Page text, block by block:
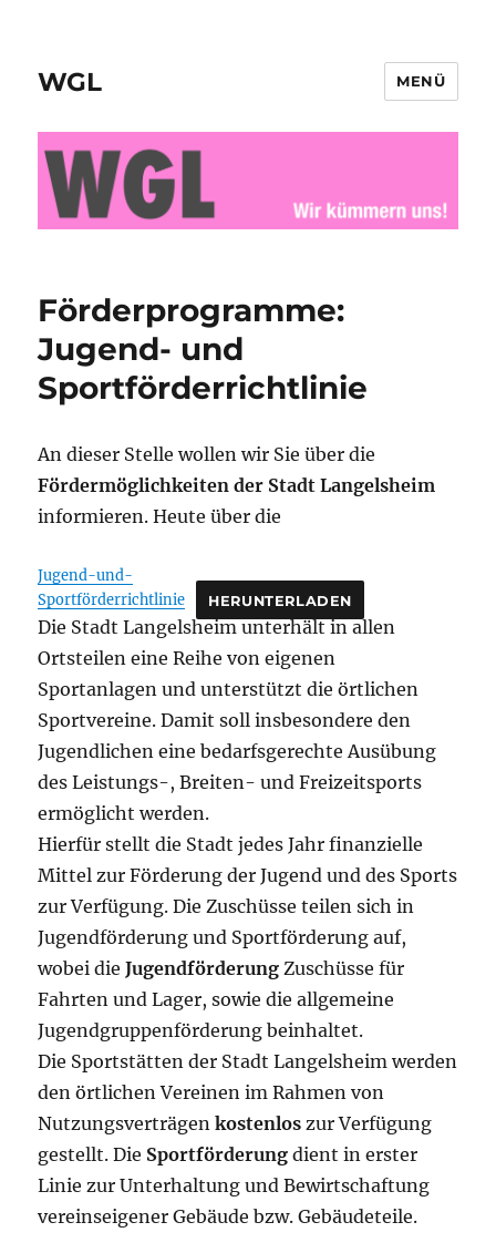
WGL MENÜ
Förderprogramme:
Jugend- und
Sportförderrichtlinie
An dieser Stelle wollen wir Sie über die
Fördermöglichkeiten der Stadt Langelsheim
informieren. Heute über die
Jugend-und-
Sportförderrichtlinie
HERUNTERLADEN
Die Stadt Langelsheim unterhält in allen
Ortsteilen eine Reihe von eigenen
Sportanlagen und unterstützt die örtlichen
Sportvereine. Damit soll insbesondere den
Jugendlichen eine bedarfsgerechte Ausübung
des Leistungs-, Breiten- und Freizeitsports
ermöglicht werden.
Hierfür stellt die Stadt jedes Jahr finanzielle
Mittel zur Förderung der Jugend und des Sports
zur Verfügung. Die Zuschüsse teilen sich in
Jugendförderung und Sportförderung auf,
wobei dieJugendförderung Zuschüsse für
Fahrten und Lager, sowie die allgemeine
Jugendgruppenförderung beinhaltet.
Die Sportstätten der Stadt Langelsheim werden
den örtlichen Vereinen im Rahmen von
Nutzungsverträgenkostenlos zur Verfügung
gestellt. Die Sportförderung dient in erster
Linie zur Unterhaltung und Bewirtschaftung
vereinseigener Gebäude bzw. Gebäudeteile.